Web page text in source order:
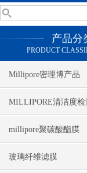
产品分
PRODUCT
Millipore密理博产品
MILLIPORE清洁度检
millipore聚碳酸酯膜
玻璃纤维滤膜